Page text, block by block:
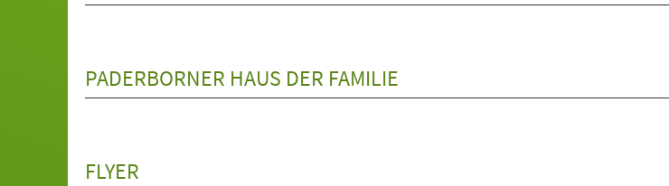
PADERBORNER HAUS DER FAMILIE
FLYER